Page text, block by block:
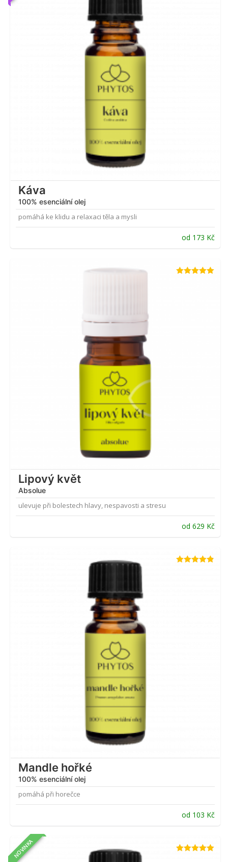
Káva
100% esenciální olej
pomáhá ke klidu a relaxaci těla a mysli
od 173 Kč
Lipový květ
Absolue
ulevuje při bolestech hlavy, nespavosti a stresu
od 629 Kč
Mandle hořké
100% esenciální olej
pomáhá při horečce
od 103 Kč
NOVINKA